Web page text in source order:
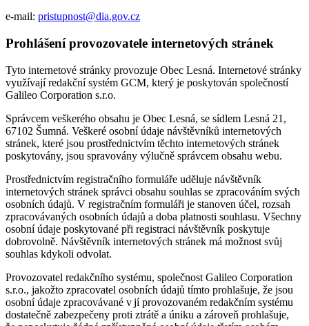
e-mail: pristupnost@dia.gov.cz
Prohlášení provozovatele internetových stránek
Tyto internetové stránky provozuje Obec Lesná. Internetové stránky
využívají redakční systém GCM, který je poskytován společností
Galileo Corporation s.r.o.
Správcem veškerého obsahu je Obec Lesná, se sídlem Lesná 21,
67102 Šumná. Veškeré osobní údaje návštěvníků internetových
stránek, které jsou prostřednictvím těchto internetových stránek
poskytovány, jsou spravovány výlučně správcem obsahu webu.
Prostřednictvím registračního formuláře uděluje návštěvník
internetových stránek správci obsahu souhlas se zpracováním svých
osobních údajů. V registračním formuláři je stanoven účel, rozsah
zpracovávaných osobních údajů a doba platnosti souhlasu. Všechny
osobní údaje poskytované při registraci návštěvník poskytuje
dobrovolně. Návštěvník internetových stránek má možnost svůj
souhlas kdykoli odvolat.
Provozovatel redakčního systému, společnost Galileo Corporation
s.r.o., jakožto zpracovatel osobních údajů tímto prohlašuje, že jsou
osobní údaje zpracovávané v jí provozovaném redakčním systému
dostatečně zabezpečeny proti ztrátě a úniku a zároveň prohlašuje,